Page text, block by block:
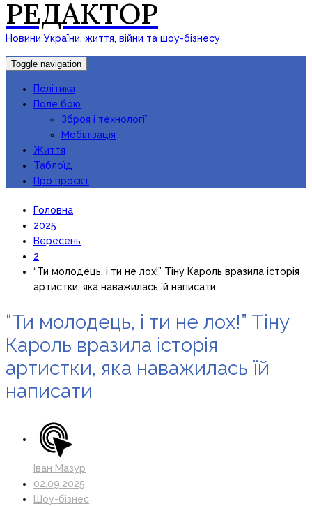
РЕДАКТОР
Новини України, життя, війни та шоу-бізнесу
Toggle navigation
Політика
Поле бою
Зброя і технології
Мобілізація
Життя
Таблоїд
Про проєкт
Головна
2025
Вересень
2
“Ти молодець, і ти не лох!” Тіну Кароль вразила історія
артистки, яка наважилась їй написати
“Ти молодець, і ти не лох!” Тіну
Кароль вразила історія
артистки, яка наважилась їй
написати
Іван Мазур
02.09.2025
Шоу-бізнес